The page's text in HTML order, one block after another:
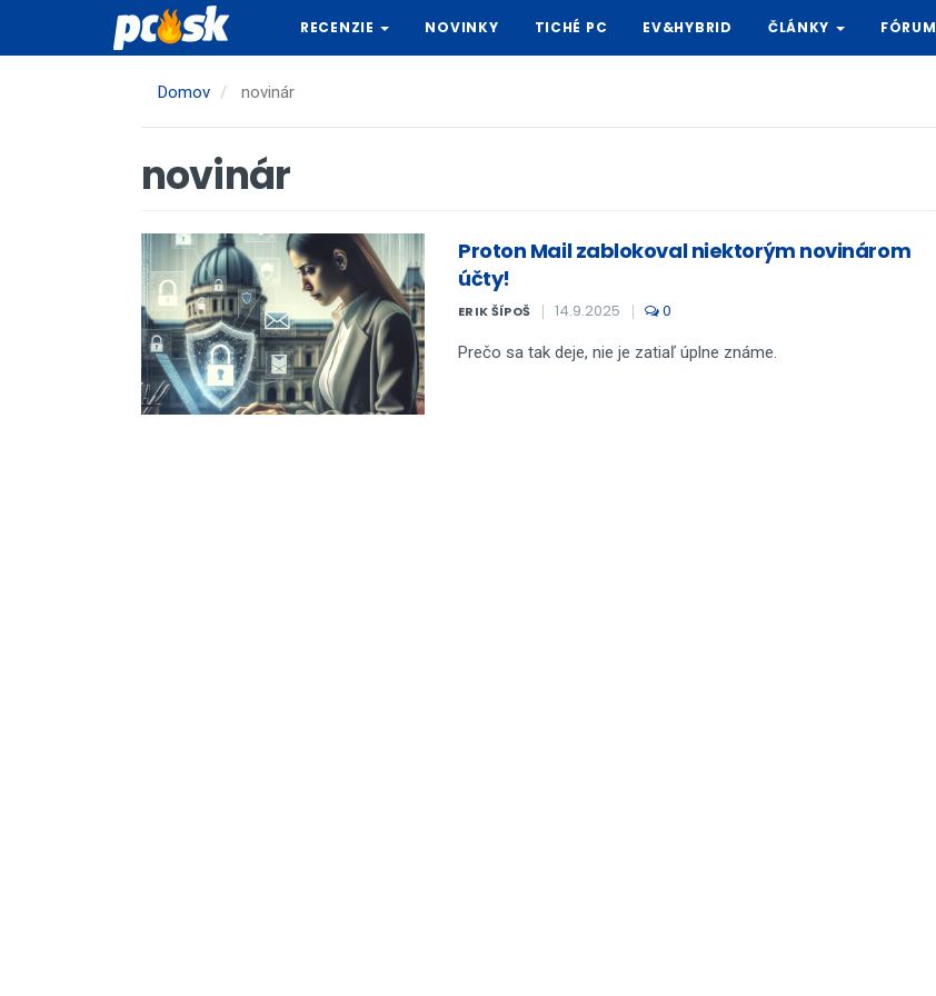
hlavný
RECENZIE NOVINKY TICHÉ PC EV&HYBRID ČLÁNKY FÓRUM
Domov novinár
novinár
Proton Mail zablokoval niektorým novinárom
účty!
ERIK ŠÍPOŠ 14.9.2025 0
Prečo sa tak deje, nie je zatiaľ úplne známe.